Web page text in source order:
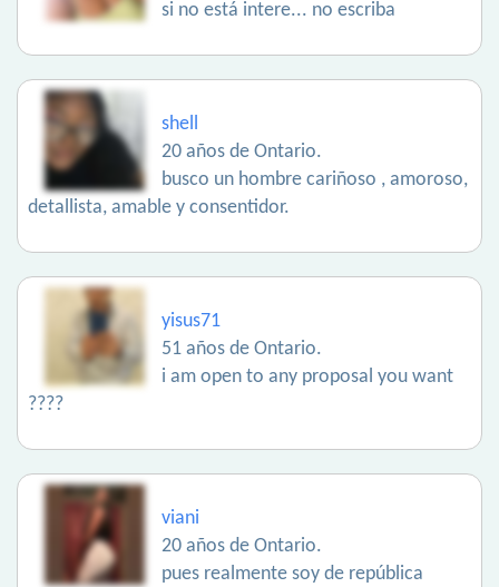
si no está intere... no escriba
shell
20 años de Ontario.
busco un hombre cariñoso , amoroso,
detallista, amable y consentidor.
yisus71
51 años de Ontario.
i am open to any proposal you want
????
viani
20 años de Ontario.
pues realmente soy de república